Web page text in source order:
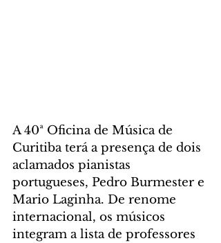
A 40ª Oficina de Música de
Curitiba terá a presença de dois
aclamados pianistas
portugueses, Pedro Burmester e
Mario Laginha. De renome
internacional, os músicos
integram a lista de professores